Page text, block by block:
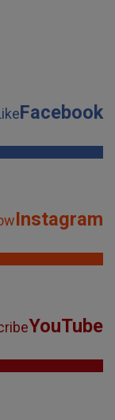
Facebook
Instagram
YouTube